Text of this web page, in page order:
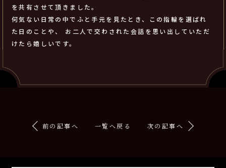
を共有させて頂きました。
何気ない日常の中でふと手元を見たとき、この指輪を選ばれ
た日のことや、 お二人で交わされた会話を思い出していただ
けたら嬉しいです。
前の記事へ 一覧へ戻る 次の記事へ